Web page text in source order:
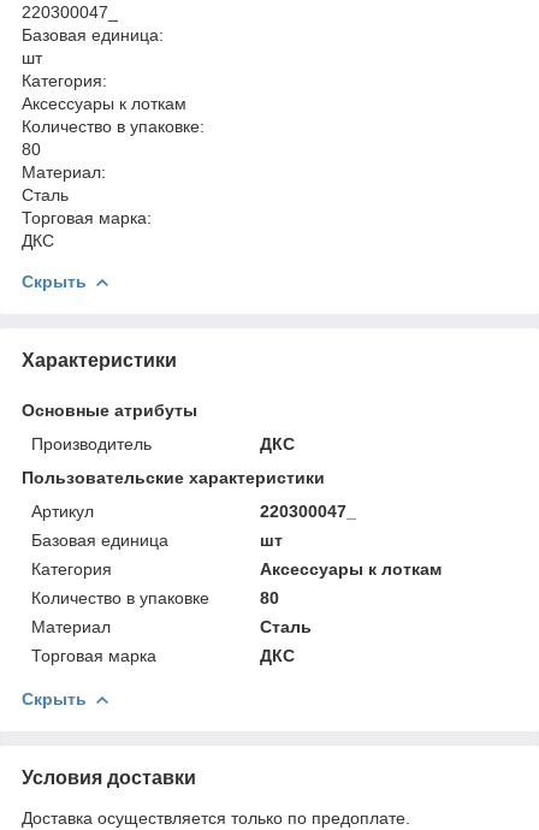
220300047_
Базовая единица:
шт
Категория:
Аксессуары к лоткам
Количество в упаковке:
80
Материал:
Сталь
Торговая марка:
ДКС
Скрыть
Характеристики
Основные атрибуты
Производитель
ДКС
Пользовательские характеристики
Артикул
220300047_
Базовая единица
шт
Категория
Аксессуары к лоткам
Количество в упаковке
80
Материал
Сталь
Торговая марка
ДКС
Скрыть
Условия доставки
Доставка осуществляется только по предоплате.